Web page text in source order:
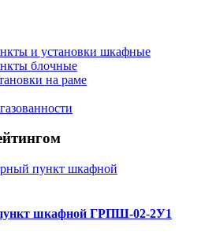
и установки шкафные
блочные
на раме
шкафной ГРПШ-02-2У1